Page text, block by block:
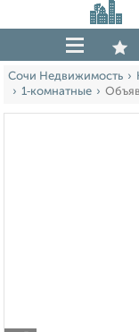
Сочи Недвижимость
1‑комнатные